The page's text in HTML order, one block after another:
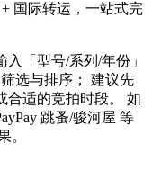
国际转运，一站式完
入「型号/系列/年份」
选与排序； 建议先
合适的竞拍时段。 如
跳蚤/骏河屋 等
。